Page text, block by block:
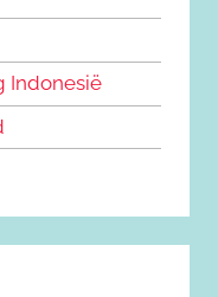
Indonesië